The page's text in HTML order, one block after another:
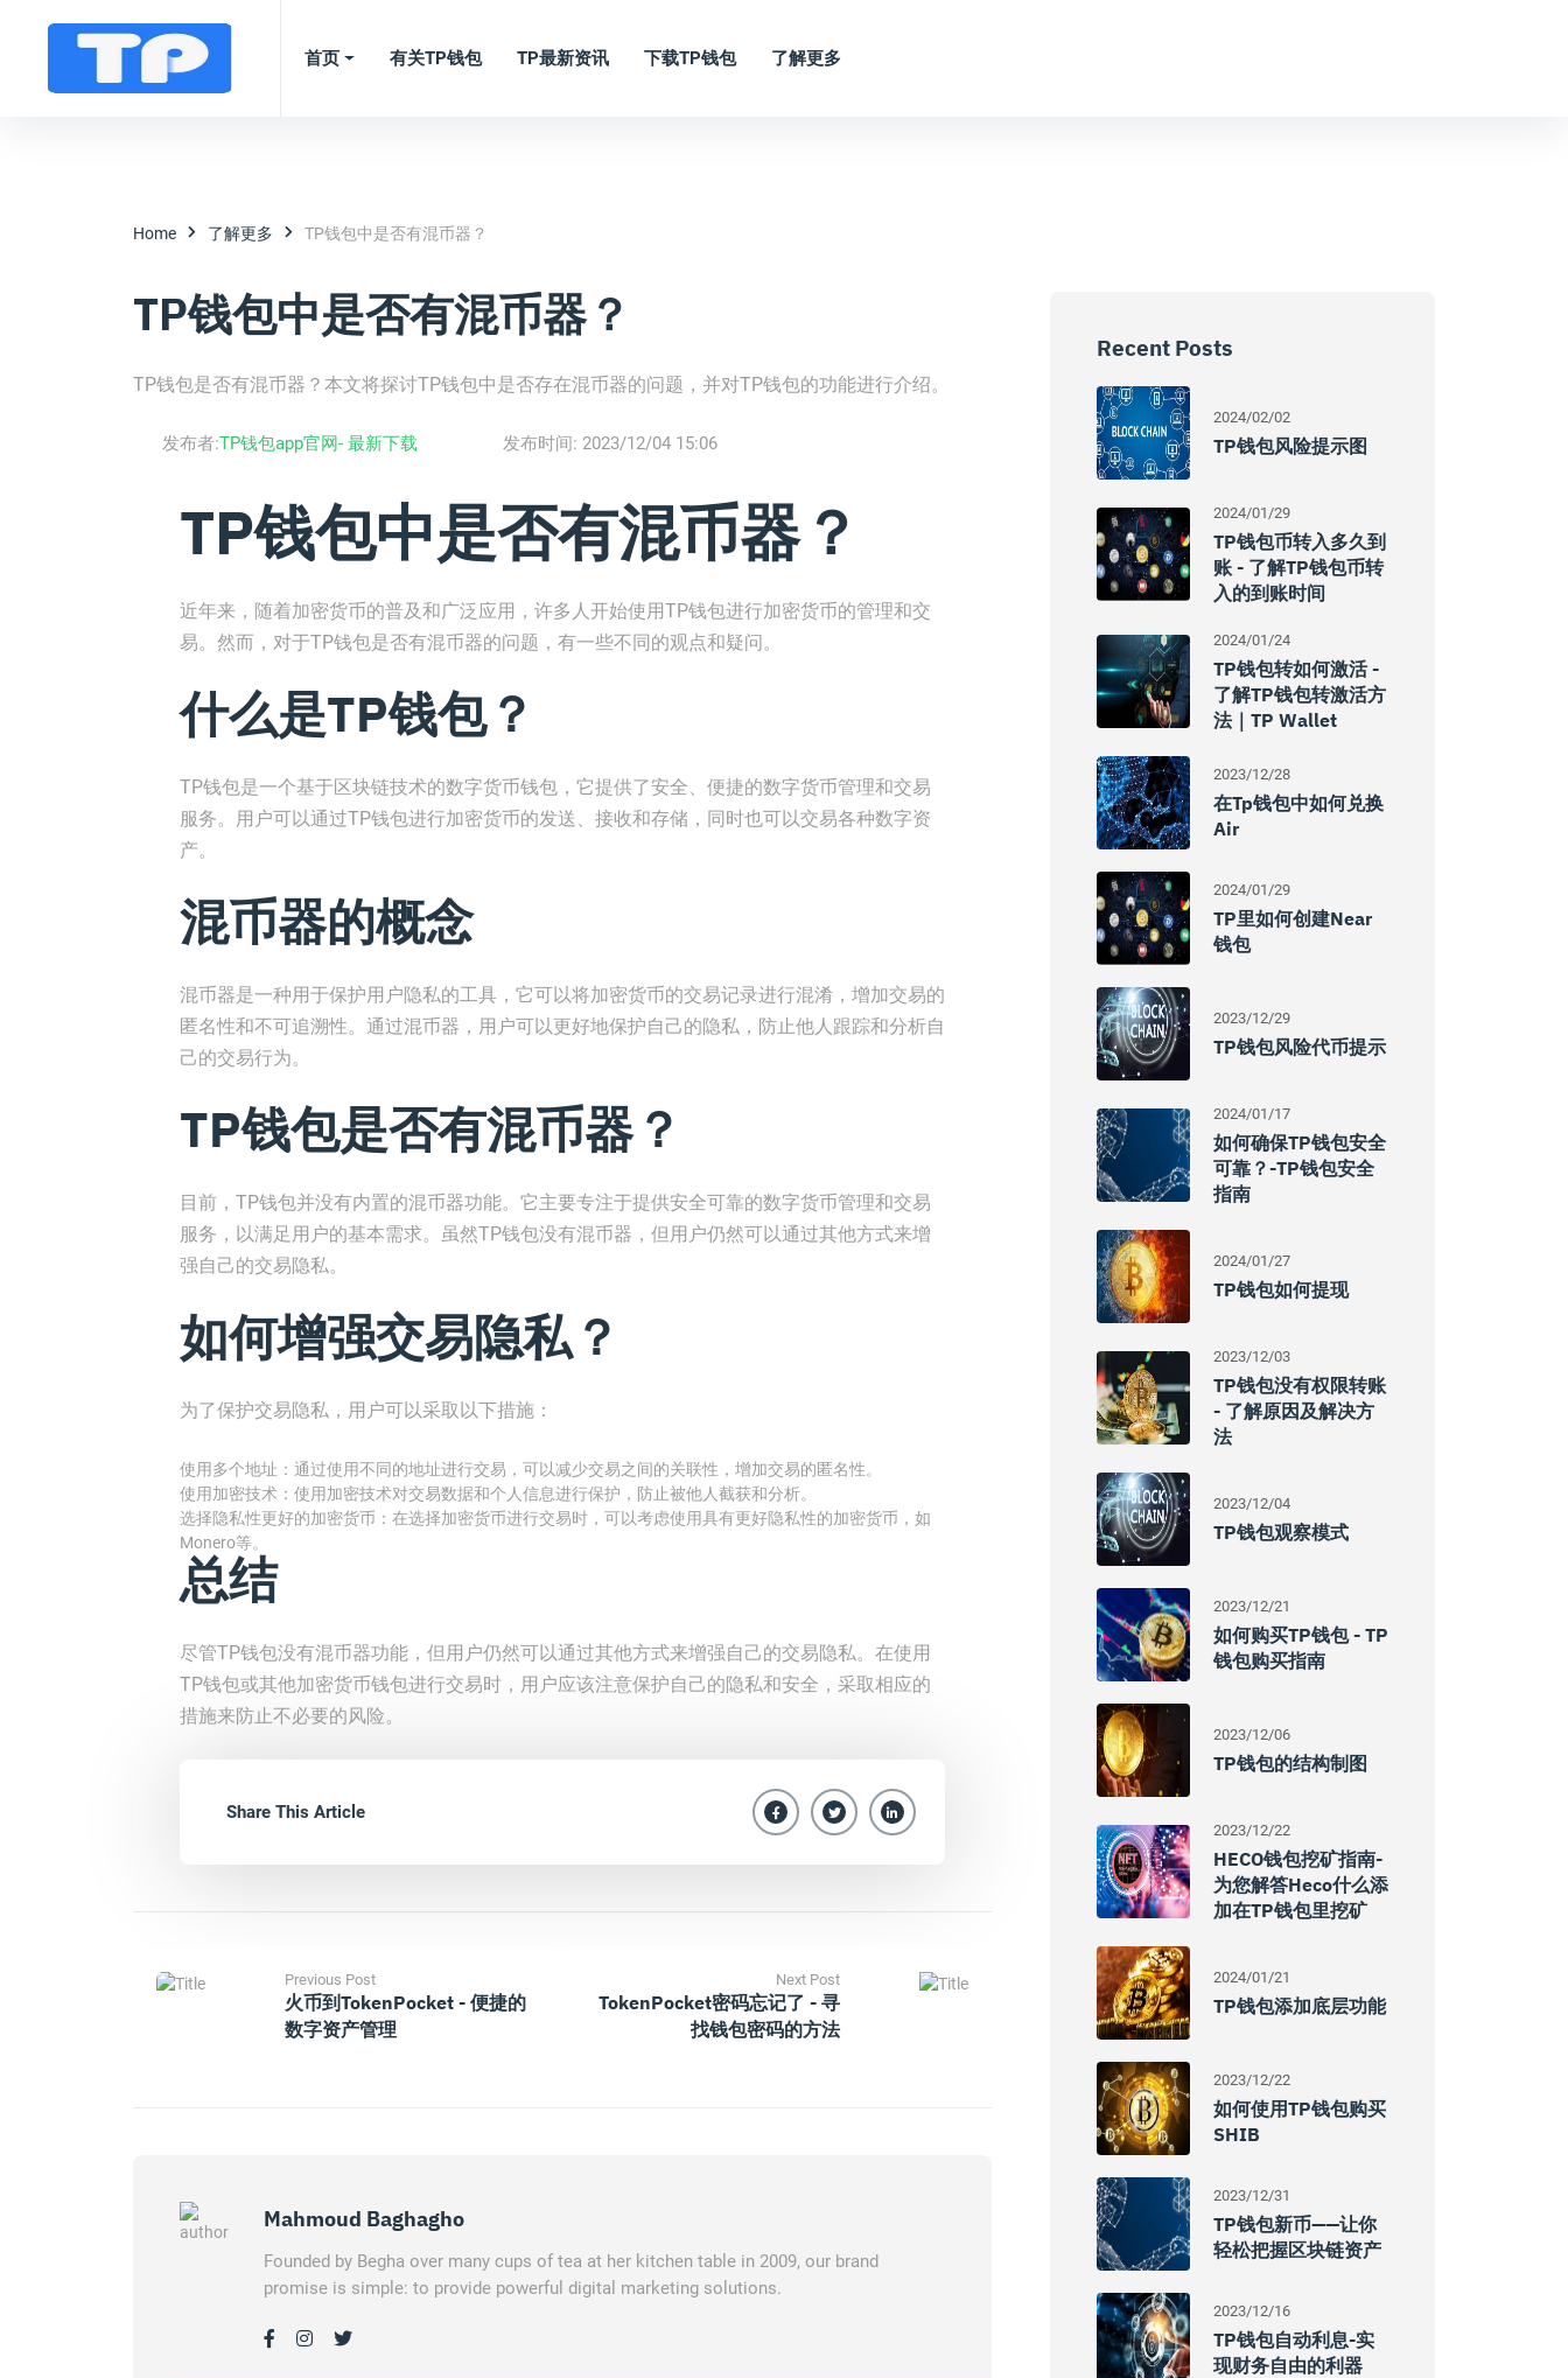
首页 有关TP钱包 TP最新资讯 下载TP钱包 了解更多
Home 了解更多 TP钱包中是否有混币器？
TP钱包中是否有混币器？
TP钱包是否有混币器？本文将探讨TP钱包中是否存在混币器的问题，并对TP钱包的功能进行介绍。
发布者:TP钱包app官网- 最新下载 发布时间: 2023/12/04 15:06
TP钱包中是否有混币器？
近年来，随着加密货币的普及和广泛应用，许多人开始使用TP钱包进行加密货币的管理和交
易。然而，对于TP钱包是否有混币器的问题，有一些不同的观点和疑问。
什么是TP钱包？
TP钱包是一个基于区块链技术的数字货币钱包，它提供了安全、便捷的数字货币管理和交易
服务。用户可以通过TP钱包进行加密货币的发送、接收和存储，同时也可以交易各种数字资
产。
混币器的概念
混币器是一种用于保护用户隐私的工具，它可以将加密货币的交易记录进行混淆，增加交易的
匿名性和不可追溯性。通过混币器，用户可以更好地保护自己的隐私，防止他人跟踪和分析自
己的交易行为。
TP钱包是否有混币器？
目前，TP钱包并没有内置的混币器功能。它主要专注于提供安全可靠的数字货币管理和交易
服务，以满足用户的基本需求。虽然TP钱包没有混币器，但用户仍然可以通过其他方式来增
强自己的交易隐私。
如何增强交易隐私？
为了保护交易隐私，用户可以采取以下措施：
使用多个地址：通过使用不同的地址进行交易，可以减少交易之间的关联性，增加交易的匿名性。
使用加密技术：使用加密技术对交易数据和个人信息进行保护，防止被他人截获和分析。
选择隐私性更好的加密货币：在选择加密货币进行交易时，可以考虑使用具有更好隐私性的加密货币，如
Monero等。
总结
尽管TP钱包没有混币器功能，但用户仍然可以通过其他方式来增强自己的交易隐私。在使用
TP钱包或其他加密货币钱包进行交易时，用户应该注意保护自己的隐私和安全，采取相应的
措施来防止不必要的风险。
Share This Article
Previous Post
火币到TokenPocket - 便捷的
数字资产管理
Next Post
TokenPocket密码忘记了 - 寻
找钱包密码的方法
Mahmoud Baghagho
Founded by Begha over many cups of tea at her kitchen table in 2009, our brand
promise is simple: to provide powerful digital marketing solutions.
Recent Posts
2024/02/02
TP钱包风险提示图
2024/01/29
TP钱包币转入多久到
账 - 了解TP钱包币转
入的到账时间
2024/01/24
TP钱包转如何激活 -
了解TP钱包转激活方
法｜TP Wallet
2023/12/28
在tp钱包中如何兑换
Air
2024/01/29
TP里如何创建Near
钱包
2023/12/29
TP钱包风险代币提示
2024/01/17
如何确保TP钱包安全
可靠？-TP钱包安全
指南
2024/01/27
TP钱包如何提现
2023/12/03
TP钱包没有权限转账
- 了解原因及解决方
法
2023/12/04
TP钱包观察模式
2023/12/21
如何购买TP钱包 - TP
钱包购买指南
2023/12/06
TP钱包的结构制图
2023/12/22
HECO钱包挖矿指南-
为您解答heco什么添
加在TP钱包里挖矿
2024/01/21
TP钱包添加底层功能
2023/12/22
如何使用TP钱包购买
SHIB
2023/12/31
TP钱包新币——让你
轻松把握区块链资产
2023/12/16
TP钱包自动利息-实
现财务自由的利器